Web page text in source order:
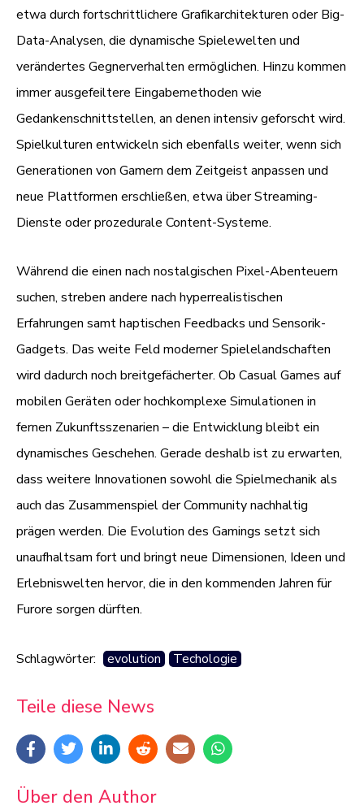
etwa durch fortschrittlichere Grafikarchitekturen oder Big-
Data-Analysen, die dynamische Spielewelten und
verändertes Gegnerverhalten ermöglichen. Hinzu kommen
immer ausgefeiltere Eingabemethoden wie
Gedankenschnittstellen, an denen intensiv geforscht wird.
Spielkulturen entwickeln sich ebenfalls weiter, wenn sich
Generationen von Gamern dem Zeitgeist anpassen und
neue Plattformen erschließen, etwa über Streaming-
Dienste oder prozedurale Content-Systeme.
Während die einen nach nostalgischen Pixel-Abenteuern
suchen, streben andere nach hyperrealistischen
Erfahrungen samt haptischen Feedbacks und Sensorik-
Gadgets. Das weite Feld moderner Spielelandschaften
wird dadurch noch breitgefächerter. Ob Casual Games auf
mobilen Geräten oder hochkomplexe Simulationen in
fernen Zukunftsszenarien – die Entwicklung bleibt ein
dynamisches Geschehen. Gerade deshalb ist zu erwarten,
dass weitere Innovationen sowohl die Spielmechanik als
auch das Zusammenspiel der Community nachhaltig
prägen werden. Die Evolution des Gamings setzt sich
unaufhaltsam fort und bringt neue Dimensionen, Ideen und
Erlebniswelten hervor, die in den kommenden Jahren für
Furore sorgen dürften.
Schlagwörter: evolution Techologie
Teile diese News
Über den Author